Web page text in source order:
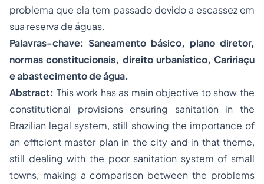
problema que ela tem passado devido a escassez em
sua reserva de águas.
Palavras-chave: Saneamento básico, plano diretor,
normas constitucionais, direito urbanístico, Caririaçu
e abastecimento de água.
Abstract: This work has as main objective to show the
constitutional provisions ensuring sanitation in the
Brazilian legal system, still showing the importance of
an efficient master plan in the city and in that theme,
still dealing with the poor sanitation system of small
towns, making a comparison between the problems